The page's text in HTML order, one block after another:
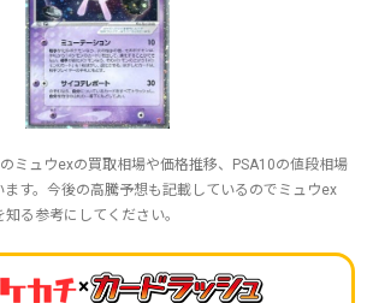
ミュウexの買取相場や価格推移、PSA10の値段相場
す。今後の高騰予想も記載しているのでミュウex
る参考にしてください。
×